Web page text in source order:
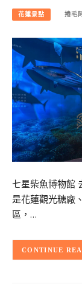
花蓮景點 捲毛
七星柴魚博物館
是花蓮觀光糖廠
區，…
CONTINUE